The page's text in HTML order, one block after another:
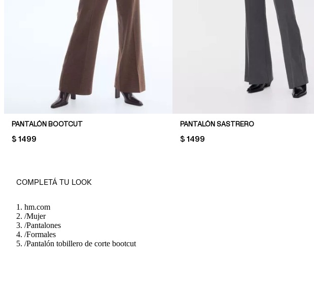
PANTALÓN BOOTCUT
PRICE:
$ 1499
PANTALÓN SASTRERO
PRICE:
$ 1499
COMPLETÁ TU LOOK
hm.com
/Mujer
/Pantalones
/Formales
/Pantalón tobillero de corte bootcut